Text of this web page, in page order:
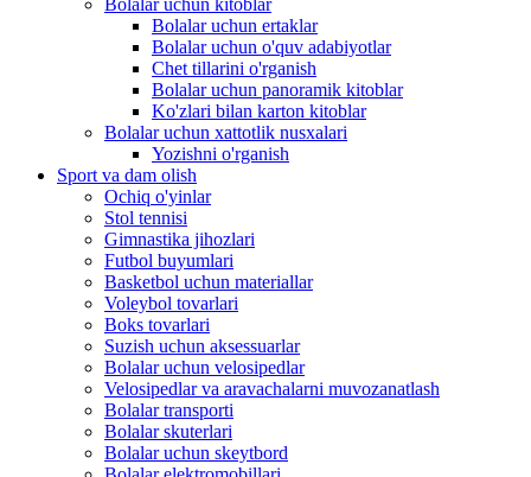
Bolalar uchun kitoblar
Bolalar uchun ertaklar
Bolalar uchun o'quv adabiyotlar
Chet tillarini o'rganish
Bolalar uchun panoramik kitoblar
Ko'zlari bilan karton kitoblar
Bolalar uchun xattotlik nusxalari
Yozishni o'rganish
Sport va dam olish
Ochiq o'yinlar
Stol tennisi
Gimnastika jihozlari
Futbol buyumlari
Basketbol uchun materiallar
Voleybol tovarlari
Boks tovarlari
Suzish uchun aksessuarlar
Bolalar uchun velosipedlar
Velosipedlar va aravachalarni muvozanatlash
Bolalar transporti
Bolalar skuterlari
Bolalar uchun skeytbord